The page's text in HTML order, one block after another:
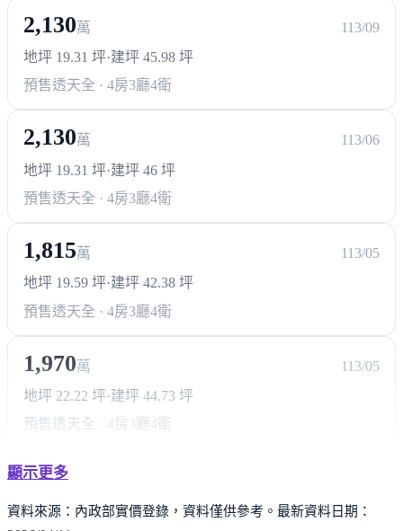
2,130萬
113/09
地坪 19.31 坪·建坪 45.98 坪
預售透天全 · 4房3廳4衛
2,130萬
113/06
地坪 19.31 坪·建坪 46 坪
預售透天全 · 4房3廳4衛
1,815萬
113/05
地坪 19.59 坪·建坪 42.38 坪
預售透天全 · 4房3廳4衛
1,970萬
113/05
地坪 22.22 坪·建坪 44.73 坪
預售透天全 · 4房3廳4衛
顯示更多
資料來源：內政部實價登錄，資料僅供參考。最新資料日期：